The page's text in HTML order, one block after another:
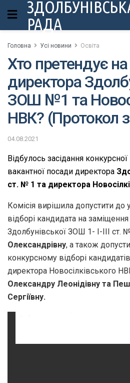
РАДА
Головна Усі новини Освіта
Хто претендує
директора
ЗОШ №1 та
НВК? (Протокол
04.08.2021
Відбулось засідання
вакантної посади директора
ст. № 1 та директора
Комісія вирішила допустити до
відборі кандидата на
Здолбунівської ЗОШ 1- І-ІІІ ст.
Олександрівну, а також
конкурсному відборі
директора Новосілківського
Олександру Леонідівну та
Сергіївну.